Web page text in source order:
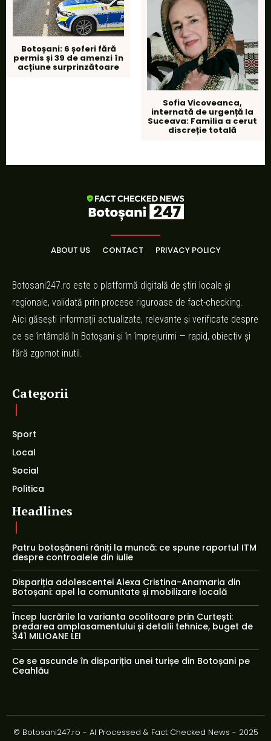
Botoșani: 6 șoferi fără
permis și 39 de amenzi în
acțiune surprinzătoare
Sofia Vicoveanca,
internată de urgență la
Suceava: Familia a cerut
discreție totală
ABOUT US CONTACT PRIVACY POLICY
Botosani247.ro este o platformă digitală de știri locale și
regionale, validată prin procese riguroase de fact-checking.
Aici găsești informații actualizate, relevante și verificate despre
ce se întâmplă în Botoșani și în împrejurimi — rapid, obiectiv și
fără zgomot inutil.
Categorii
Sport
Local
Social
Politica
Headlines
Patru botoșăneni răniți la muncă: ce spune raportul ITM
despre controalele din iulie
Dispariția adolescentei Alexa Cristina-Anamaria din
Botoșani: apel la comunitate și mobilizare locală
Încep lucrările la varianta ocolitoare prin Curtești:
predarea amplasamentului și detalii tehnice, buget de
341 MILIOANE LEI
Ce se ascunde în dispariția unei turișe din Botoșani pe
Ceahlău
© Botosani247.ro - AI Processed & Fact Checked News - 2025